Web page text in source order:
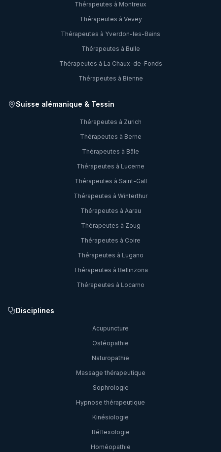
Thérapeutes à Montreux
Thérapeutes à Vevey
Thérapeutes à Yverdon-les-Bains
Thérapeutes à Bulle
Thérapeutes à La Chaux-de-Fonds
Thérapeutes à Bienne
Suisse alémanique & Tessin
Thérapeutes à Zurich
Thérapeutes à Berne
Thérapeutes à Bâle
Thérapeutes à Lucerne
Thérapeutes à Saint-Gall
Thérapeutes à Winterthur
Thérapeutes à Aarau
Thérapeutes à Zoug
Thérapeutes à Coire
Thérapeutes à Lugano
Thérapeutes à Bellinzona
Thérapeutes à Locarno
Disciplines
Acupuncture
Ostéopathie
Naturopathie
Massage thérapeutique
Sophrologie
Hypnose thérapeutique
Kinésiologie
Réflexologie
Homéopathie